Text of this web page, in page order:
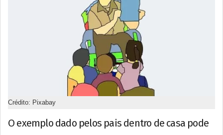
Crédito: Pixabay
O exemplo dado pelos pais dentro de casa pode